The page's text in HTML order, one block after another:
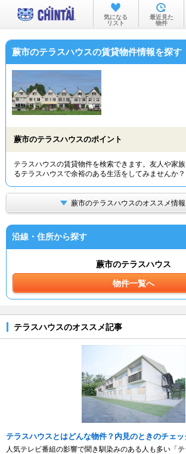
お部屋を探す
沿線・駅から
物件特集から
TOP
気になる
リスト
最近見た
物件
蕨市のテラスハウスの賃貸物件情報を探す
蕨市のテラスハウスのポイント
テラスハウスの賃貸物件を検索できます。友人や家
るテラスハウスで余裕のある生活をしてみませんか？
蕨市のテラスハウスのオススメ情
沿線・住所から探す
蕨市のテラスハウス
物件一覧へ
テラスハウスのオススメ記事
テラスハウスとはどんな物件？内見のときのチェ
人気テレビ番組の影響で聞き馴染みのある人も多い「